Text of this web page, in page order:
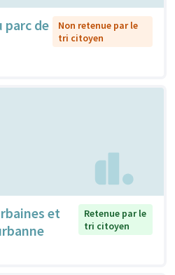
parc de
Non retenue par le
tri citoyen
et
Retenue par le
tri citoyen